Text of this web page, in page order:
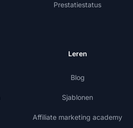
Prestatiestatus
Leren
Blog
Sjablonen
Affiliate marketing academy